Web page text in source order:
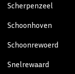
Scherpenzeel
Schoonhoven
Schoonrewoerd
Snelrewaard